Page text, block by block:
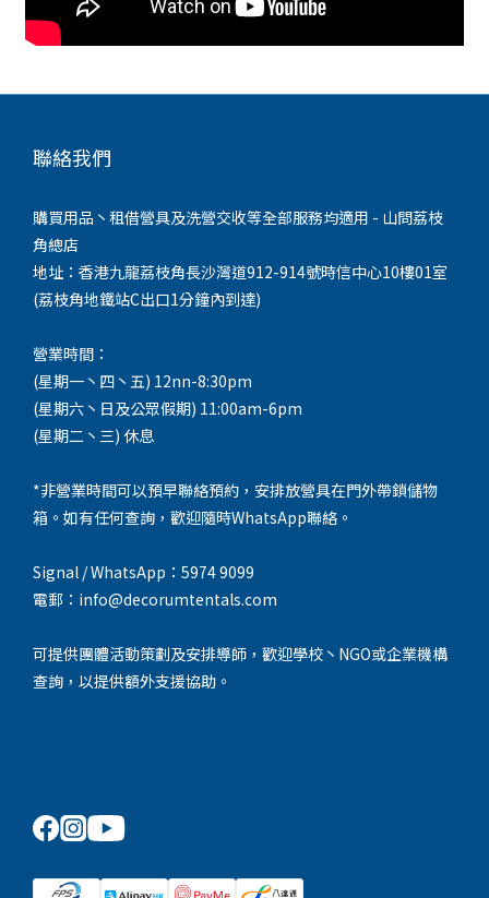
聯絡我們
購買用品丶租借營具及洗營交收等全部服務均適用 - 山問荔枝
角總店
地址：香港九龍荔枝角長沙灣道912-914號時信中心10樓01室
(荔枝角地鐵站C出口1分鐘內到達)
營業時間：
(星期一丶四丶五) 12nn-8:30pm
(星期六丶日及公眾假期) 11:00am-6pm
(星期二丶三) 休息
*非營業時間可以預早聯絡預約，安排放營具在門外帶鎖儲物
箱。如有任何查詢，歡迎隨時WhatsApp聯絡。
Signal / WhatsApp：5974 9099
電郵：info@decorumtentals.com
可提供團體活動策劃及安排導師，歡迎學校丶NGO或企業機構
查詢，以提供額外支援協助。